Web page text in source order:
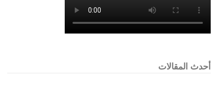
أحدث المقالات